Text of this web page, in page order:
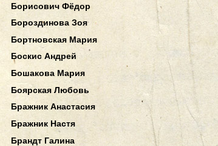
Борисович Фёдор
Бороздинова Зоя
Бортновская Мария
Боскис Андрей
Бошакова Мария
Боярская Любовь
Бражник Анастасия
Бражник Настя
Брандт Галина